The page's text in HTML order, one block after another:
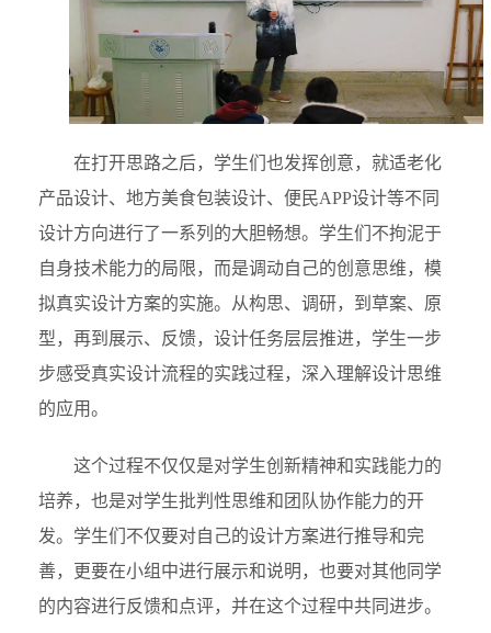
在打开思路之后，学生们也发挥创意，就适老化
产品设计、地方美食包装设计、便民APP设计等不同
设计方向进行了一系列的大胆畅想。学生们不拘泥于
自身技术能力的局限，而是调动自己的创意思维，模
拟真实设计方案的实施。从构思、调研，到草案、原
型，再到展示、反馈，设计任务层层推进，学生一步
步感受真实设计流程的实践过程，深入理解设计思维
的应用。
这个过程不仅仅是对学生创新精神和实践能力的
培养，也是对学生批判性思维和团队协作能力的开
发。学生们不仅要对自己的设计方案进行推导和完
善，更要在小组中进行展示和说明，也要对其他同学
的内容进行反馈和点评，并在这个过程中共同进步。